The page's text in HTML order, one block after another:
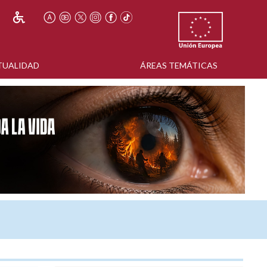
ÁREAS TEMÁTICAS